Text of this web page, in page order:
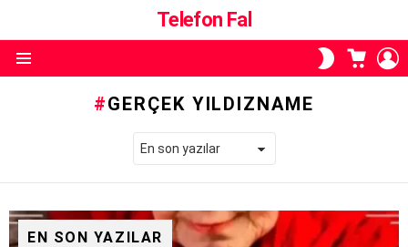
Telefon Fal
SKIN
ANAHTARI
SEPETI
GERÇEK YILDIZNAME
EN SON YAZILAR